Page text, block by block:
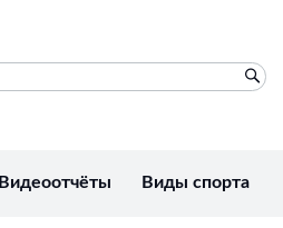
Видеоотчёты Виды спорта